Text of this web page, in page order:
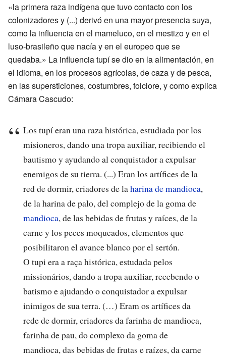
«la primera raza indígena que tuvo contacto con los
colonizadores y (...) derivó en una mayor presencia suya,
como la influencia en el mameluco, en el mestizo y en el
luso-brasileño que nacía y en el europeo que se
quedaba.» La influencia tupí se dio en la alimentación, en
el idioma, en los procesos agrícolas, de caza y de pesca,
en las supersticiones, costumbres, folclore, y como explica
Cámara Cascudo:
Los tupí eran una raza histórica, estudiada por los
misioneros, dando una tropa auxiliar, recibiendo el
bautismo y ayudando al conquistador a expulsar
enemigos de su tierra. (...) Eran los artífices de la
red de dormir, criadores de laharina de mandioca,
de la harina de palo, del complejo de la goma de
mandioca, de las bebidas de frutas y raíces, de la
carne y los peces moqueados, elementos que
posibilitaron el avance blanco por el sertón.
O tupi era a raça histórica, estudada pelos
missionários, dando a tropa auxiliar, recebendo o
batismo e ajudando o conquistador a expulsar
inimigos de sua terra. (…) Eram os artífices da
rede de dormir, criadores da farinha de mandioca,
farinha de pau, do complexo da goma de
mandioca, das bebidas de frutas e raízes, da carne